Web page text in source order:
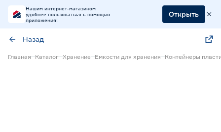
Нашим интернет-магазином
удобнее пользоваться с помощью
приложения!
Открыть
Назад
Главная Каталог Хранение Емкости для хранения Контейнеры